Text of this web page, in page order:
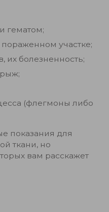
гематом;
участке;
их болезненность;
(флегмоны либо
показания для
ткани, но
вам расскажет